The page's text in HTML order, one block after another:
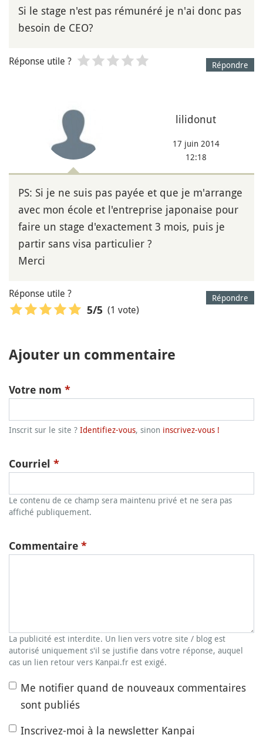
Si le stage n'est pas rémunéré je n'ai donc pas
besoin de CEO?
Répondre
Réponse utile ?
lilidonut
17 juin 2014
12:18
PS: Si je ne suis pas payée et que je m'arrange
avec mon école et l'entreprise japonaise pour
faire un stage d'exactement 3 mois, puis je
partir sans visa particulier ?
Merci
Répondre
Réponse utile ?
5/5 (1 vote)
Ajouter un commentaire
Votre nom *
Inscrit sur le site ? Identifiez-vous, sinon inscrivez-vous !
Courriel *
Le contenu de ce champ sera maintenu privé et ne sera pas
affiché publiquement.
Commentaire *
La publicité est interdite. Un lien vers votre site / blog est
autorisé uniquement s'il se justifie dans votre réponse, auquel
cas un lien retour vers Kanpai.fr est exigé.
Me notifier quand de nouveaux commentaires
sont publiés
Inscrivez-moi à la newsletter Kanpai